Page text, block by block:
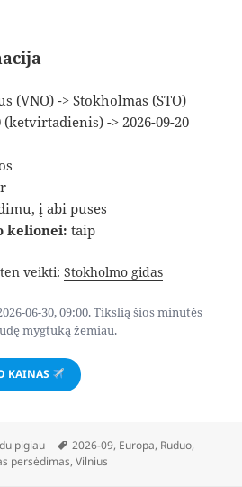
(VNO) -> Stokholmas (STO)
(ketvirtadienis) -> 2026-09-20
į abi puses
kelionei: taip
ten veikti:Stokholmo gidas
06-30, 09:00. Tikslią šios minutės
mygtuką žemiau.
KAINAS
pigiau Žymos
2026-09, Europa, Ruduo,
persėdimas,Vilnius